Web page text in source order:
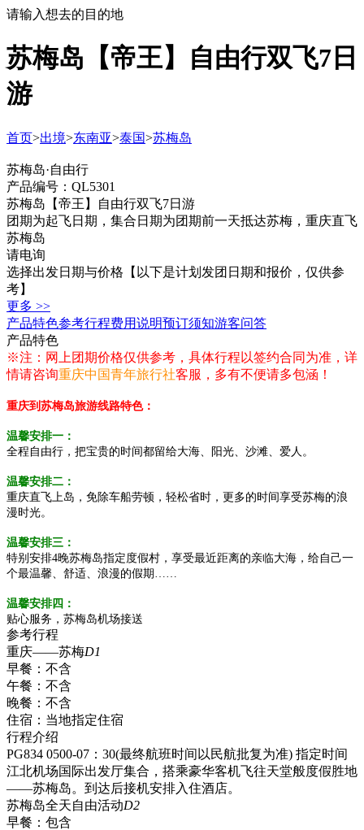
请输入想去的目的地
苏梅岛【帝王】自由行双飞7日
游
首页>出境>东南亚>泰国>苏梅岛
苏梅岛·自由行
产品编号：QL5301
苏梅岛【帝王】自由行双飞7日游
团期为起飞日期，集合日期为团期前一天抵达苏梅，重庆直飞
苏梅岛
请电询
选择出发日期与价格 【以下是计划发团日期和报价，仅供参
考】
更多 >>
产品特色参考行程费用说明预订须知游客问答
产品特色
※注：网上团期价格仅供参考，具体行程以签约合同为准，详
情请咨询重庆中国青年旅行社客服，多有不便请多包涵！
重庆到苏梅岛旅游线路特色：
温馨安排一：
全程自由行，把宝贵的时间都留给大海、阳光、沙滩、爱人。
温馨安排二：
重庆直飞上岛，免除车船劳顿，轻松省时，更多的时间享受苏梅的浪
漫时光。
温馨安排三：
特别安排4晚苏梅岛指定度假村，享受最近距离的亲临大海，给自己一
个最温馨、舒适、浪漫的假期……
温馨安排四：
贴心服务，苏梅岛机场接送
参考行程
重庆——苏梅D1
早餐： 不含
午餐： 不含
晚餐： 不含
住宿： 当地指定住宿
行程介绍
PG834 0500-07：30(最终航班时间以民航批复为准) 指定时间
江北机场国际出发厅集合，搭乘豪华客机飞往天堂般度假胜地
——苏梅岛。到达后接机安排入住酒店。
苏梅岛全天自由活动D2
早餐： 包含